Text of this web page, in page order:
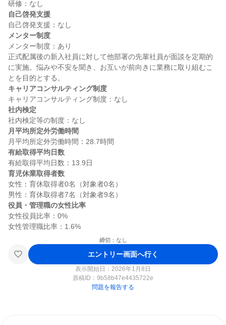
自己啓発支援
メンター制度
メンター制度：あり
正式配属後の新入社員に対して他部署の先輩社員が面談を定期的
に実施。悩みや不安を聞き、お互いが前向きに業務に取り組むこ
キャリアコンサルティング制度
社内検定
月平均所定外労働時間
有給取得平均日数
育児休業取得者数
女性：育休取得者0名（対象者0名）
役員・管理職の女性比率
女性役員比率：0%
締切：なし
エントリー画面へ行く
表示開始日：2026年1月8日
原稿ID： 9b58b47e4435722e
問題を報告する